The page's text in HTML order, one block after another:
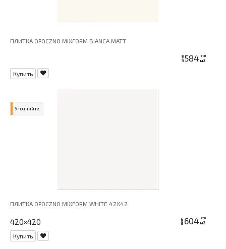
ПЛИТКА OPOCZNO MIXFORM BIANCA MATT
цена584 грн
м2
Купить
Уточняйте
ПЛИТКА OPOCZNO MIXFORM WHITE 42X42
420×420 цена 604 грн
м2
Купить